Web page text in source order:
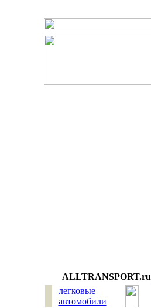
ALLTRANSPORT.ru
легковые
автомобили